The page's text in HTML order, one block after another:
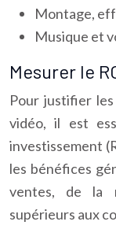
Montage,
Musique et
Mesurer le
Pour justifier
vidéo, il est
investissement
les bénéfices
ventes, de la
supérieurs aux